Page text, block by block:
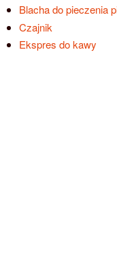
Blacha do pieczenia
Czajnik
Ekspres do kawy